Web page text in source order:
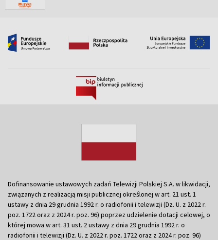
Dofinansowanie ustawowych zadań Telewizji Polskiej S.A. w likwidacji,
związanych z realizacją misji publicznej określonej w art. 21 ust. 1
ustawy z dnia 29 grudnia 1992 r. o radiofonii i telewizji (Dz. U. z 2022 r.
poz. 1722 oraz z 2024 r. poz. 96) poprzez udzielenie dotacji celowej, o
której mowa w art. 31 ust. 2 ustawy z dnia 29 grudnia 1992 r. o
radiofonii i telewizji (Dz. U. z 2022 r. poz. 1722 oraz z 2024 r. poz. 96)